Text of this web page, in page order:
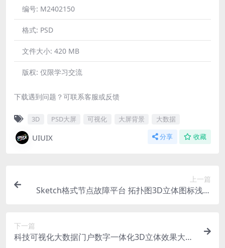
编号: M2402150
格式: PSD
文件大小: 420 MB
版权: 仅限学习交流
下载遇到问题？可联系客服或反馈
3D PSD大屏 可视化 大屏背景 大数据
UIUIX 分享 收藏
上一篇
Sketch格式节点故障平台 拓扑图3D立体图标浅色
下一篇
科技可视化大数据门户数字一体化3D立体效果大屏